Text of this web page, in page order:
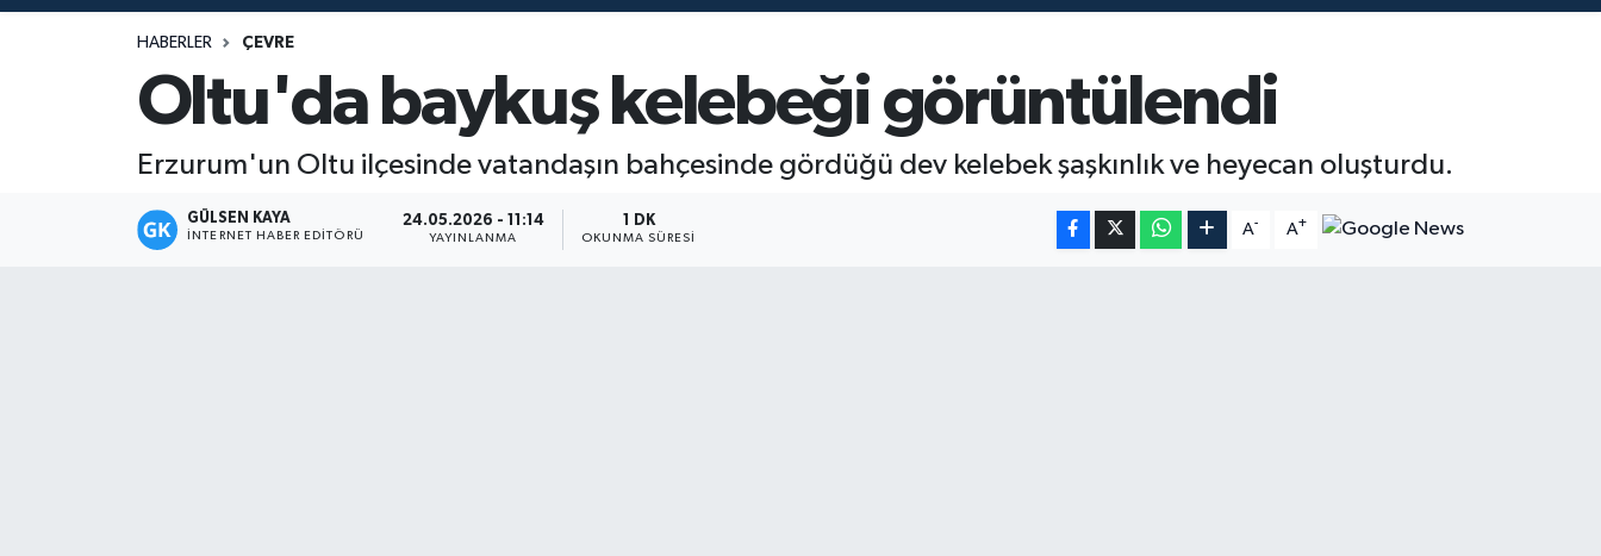
HABERLER ÇEVRE
Oltu'da baykuş kelebeği görüntülendi
Erzurum'un Oltu ilçesinde vatandaşın bahçesinde gördüğü dev kelebek şaşkınlık ve heyecan oluşturdu.
GÜLSEN KAYA
İNTERNET HABER EDITÖRÜ
24.05.2026 - 11:14
YAYINLANMA
1 DK
OKUNMA SÜRESI
A- A+
Magazin
Mersin Tarihi
Özel Haber